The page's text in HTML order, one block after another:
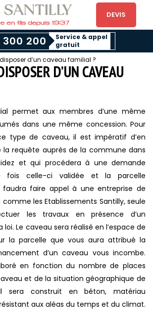
DEVIS
300 200
Service & appel
gratuit
d’un caveau familial ?
D’UN CAVEAU
permet aux membres d’une même
dans une même concession. Pour
type de caveau, il est impératif d’en
la requête auprès de la commune dans
et qui procédera à une demande
fois celle-ci validée et la parcelle
faire appel à une entreprise de
les Etablissements Santilly, seule
les travaux en présence d’un
Le caveau sera réalisé en l’espace de
la parcelle que vous aura attribué la
d’un caveau vous incombe.
en fonction du nombre de places
et de la situation géographique de
sera construit en béton, matériau
aux aléas du temps et du climat.